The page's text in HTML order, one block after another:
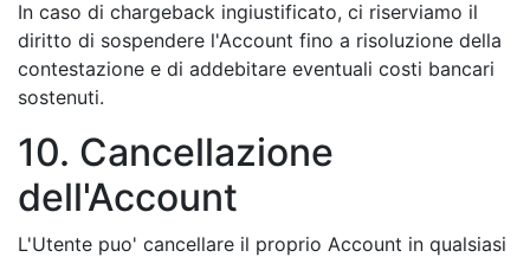
In caso di chargeback ingiustificato, ci riserviamo il
diritto di sospendere l'Account fino a risoluzione della
contestazione e di addebitare eventuali costi bancari
sostenuti.
10. Cancellazione
dell'Account
L'Utente puo' cancellare il proprio Account in qualsiasi